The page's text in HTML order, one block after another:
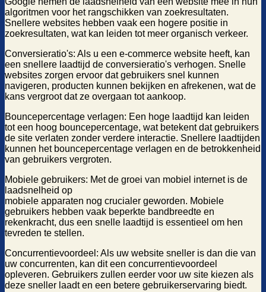
algoritmen voor het rangschikken van zoekresultaten.
Snellere websites hebben vaak een hogere positie in
zoekresultaten, wat kan leiden tot meer organisch verkeer.
Conversieratio's: Als u een e-commerce website heeft, kan
een snellere laadtijd de conversieratio's verhogen. Snelle
websites zorgen ervoor dat gebruikers snel kunnen
navigeren, producten kunnen bekijken en afrekenen, wat de
kans vergroot dat ze overgaan tot aankoop.
Bouncepercentage verlagen: Een hoge laadtijd kan leiden
tot een hoog bouncepercentage, wat betekent dat gebruikers
de site verlaten zonder verdere interactie. Snellere laadtijden
kunnen het bouncepercentage verlagen en de betrokkenheid
van gebruikers vergroten.
Mobiele gebruikers: Met de groei van mobiel internet is de
laadsnelheid op
mobiele apparaten nog crucialer geworden. Mobiele
gebruikers hebben vaak beperkte bandbreedte en
rekenkracht, dus een snelle laadtijd is essentieel om hen
tevreden te stellen.
Concurrentievoordeel: Als uw website sneller is dan die van
uw concurrenten, kan dit een concurrentievoordeel
opleveren. Gebruikers zullen eerder voor uw site kiezen als
deze sneller laadt en een betere gebruikerservaring biedt.